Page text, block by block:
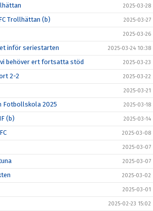
2025-03-28
Trollhättan (b) 2025-03-27
2025-03-26
inför seriestarten 2025-03-24 10:38
behöver ert fortsatta stöd 2025-03-23
2-2 2025-03-22
2025-03-21
Fotbollskola 2025 2025-03-18
(b) 2025-03-14
2025-03-08
2025-03-07
2025-03-07
2025-03-02
2025-03-01
2025-02-23 15:02